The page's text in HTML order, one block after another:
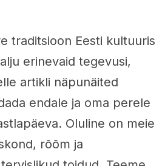
traditsioon Eesti kultuuris
erinevaid tegevusi,
artikli näpunäited
endale ja oma perele
Oluline on meie
rõõm ja